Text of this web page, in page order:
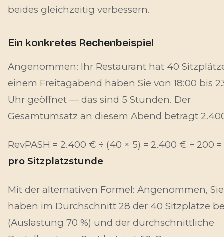
beides gleichzeitig verbessern.
Ein konkretes Rechenbeispiel
Angenommen: Ihr Restaurant hat 40
einem Freitagabend haben Sie von 18:00 bis
Uhr geöffnet — das sind 5 Stunden. Der
Gesamtumsatz an diesem Abend beträgt
RevPASH = 2.400 € ÷ (40 × 5) = 2.400 € ÷ 200 =
pro Sitzplatzstunde
Mit der alternativen Formel: Angenommen, Sie
haben im Durchschnitt 28 der 40 Sitzplätze
(Auslastung 70 %) und der durchschnittliche